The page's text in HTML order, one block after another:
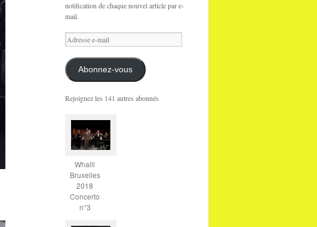
notification de chaque nouvel article par e-
mail.
Adresse
e-
mail
Abonnez-vous
Rejoignez les 141 autres abonnés
Whalll
Bruxelles
2018
Concerto
n°3